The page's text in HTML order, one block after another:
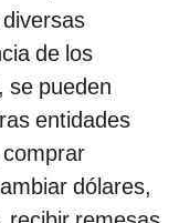
de los
se pueden
entidades
dólares,